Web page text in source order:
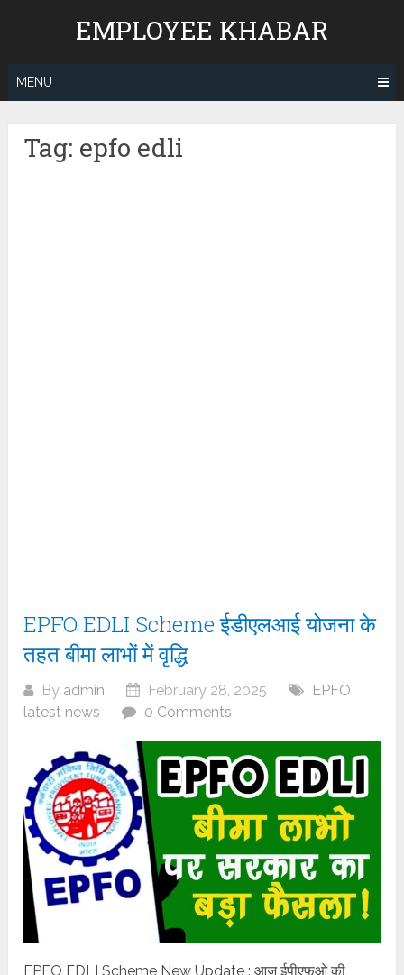
EMPLOYEE KHABAR
MENU
Tag: epfo edli
EPFO EDLI Scheme ईडीएलआई योजना के
तहत बीमा लाभों में वृद्धि
By admin February 28, 2025
EPFO
latest news
0 Comments
EPFO EDLI Scheme New Update : आज ईपीएफओ की